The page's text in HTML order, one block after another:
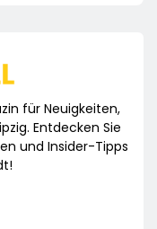
für Neuigkeiten,
Entdecken Sie
und Insider-Tipps